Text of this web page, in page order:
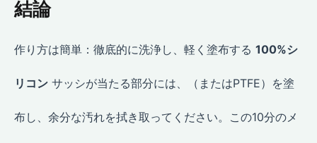
結論
作り方は簡単：徹底的に洗浄し、軽く塗布する 100%シ
リコン サッシが当たる部分には、（またはPTFE）を塗
布し、余分な汚れを拭き取ってください。この10分のメ